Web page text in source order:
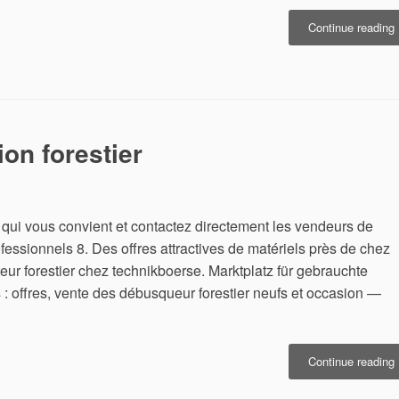
Continue reading
forestier
vous convient et contactez directement les vendeurs de
8. Des offres attractives de matériels près de chez
forestier chez technikboerse. Marktplatz für gebrauchte
offres, vente des débusqueur forestier neufs et occasion —
Continue reading